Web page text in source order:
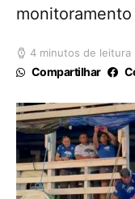
4 minutos de leitura
Compartilhar